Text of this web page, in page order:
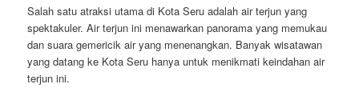
Salah satu atraksi utama di Kota Seru adalah air terjun yang
spektakuler. Air terjun ini menawarkan panorama yang memukau
dan suara gemericik air yang menenangkan. Banyak wisatawan
yang datang ke Kota Seru hanya untuk menikmati keindahan air
terjun ini.